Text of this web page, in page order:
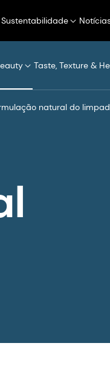
Sustentabilidade
Taste, Texture &
natural do